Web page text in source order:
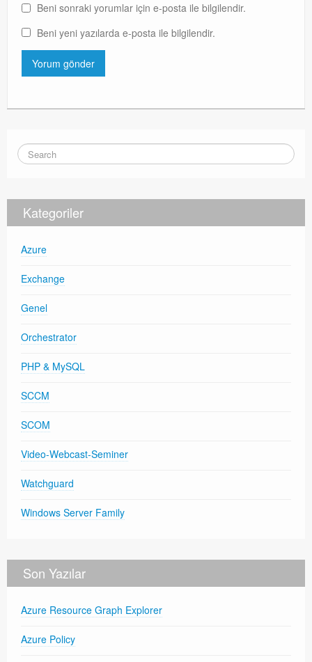
Beni sonraki yorumlar için e-posta ile bilgilendir.
Beni yeni yazılarda e-posta ile bilgilendir.
Kategoriler
Azure
Exchange
Genel
Orchestrator
PHP & MySQL
SCCM
SCOM
Video-Webcast-Seminer
Watchguard
Windows Server Family
Son Yazılar
Azure Resource Graph Explorer
Azure Policy